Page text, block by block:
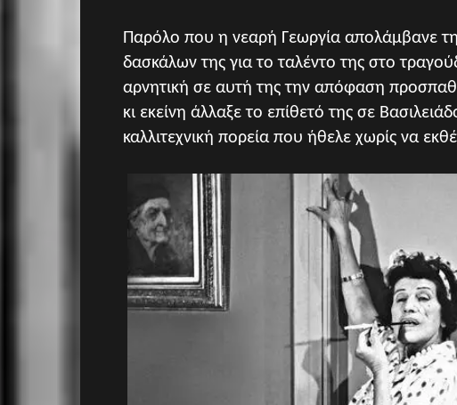
Παρόλο που η νεαρή Γεωργία απολάμβανε
δασκάλων της για το ταλέντο της στο
αρνητική σε αυτή της την απόφαση
κι εκείνη άλλαξε το επίθετό της σε
καλλιτεχνική πορεία που ήθελε χωρίς να